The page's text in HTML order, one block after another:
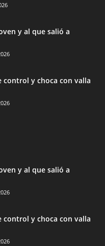
y al que salió a
control y choca con valla
y al que salió a
control y choca con valla